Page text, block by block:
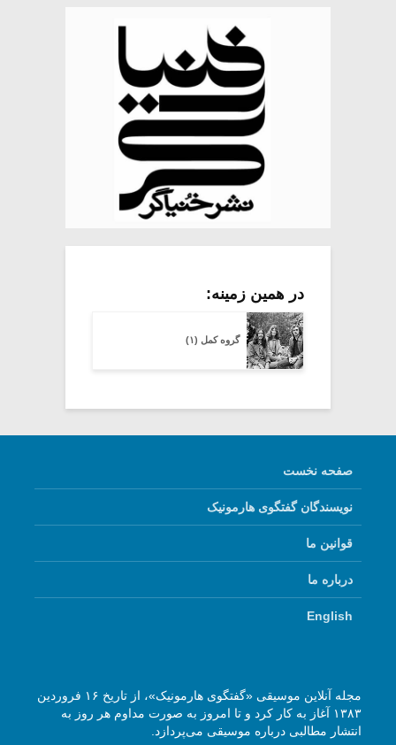
در همین زمینه:
گروه کمل (۱)
صفحه نخست
نویسندگان گفتگوی هارمونیک
قوانین ما
درباره ما
English
مجله آنلاین موسیقی «گفتگوی هارمونیک»، از تاریخ ۱۶ فروردین
۱۳۸۳ آغاز به کار کرد و تا امروز به صورت مداوم هر روز به
انتشار مطالبی درباره موسیقی می‌پردازد.